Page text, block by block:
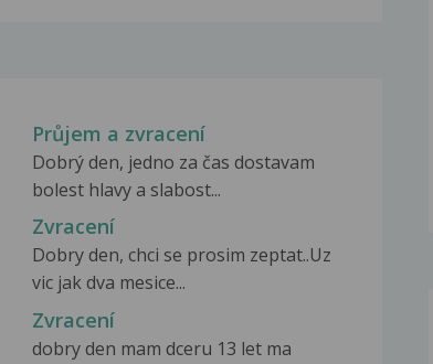
Průjem a zvracení
Dobrý den, jedno za čas dostavam
bolest hlavy a slabost...
Zvracení
Dobry den, chci se prosim zeptat..Uz
vic jak dva mesice...
Zvracení
dobry den mam dceru 13 let ma